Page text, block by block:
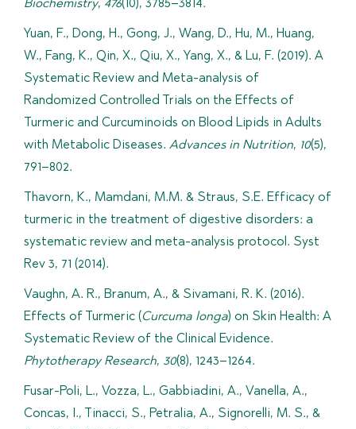
Biochemistry, 476(10), 3785–3814.
Yuan, F., Dong, H., Gong, J., Wang, D., Hu, M., Huang,
W., Fang, K., Qin, X., Qiu, X., Yang, X., & Lu, F. (2019). A
Systematic Review and Meta-analysis of
Randomized Controlled Trials on the Effects of
Turmeric and Curcuminoids on Blood Lipids in Adults
with Metabolic Diseases. Advances in Nutrition, 10(5),
791–802.
Thavorn, K., Mamdani, M.M. & Straus, S.E. Efficacy of
turmeric in the treatment of digestive disorders: a
systematic review and meta-analysis protocol. Syst
Rev 3, 71 (2014).
Vaughn, A. R., Branum, A., & Sivamani, R. K. (2016).
Effects of Turmeric (Curcuma longa) on Skin Health: A
Systematic Review of the Clinical Evidence.
Phytotherapy Research, 30(8), 1243–1264.
Fusar-Poli, L., Vozza, L., Gabbiadini, A., Vanella, A.,
Concas, I., Tinacci, S., Petralia, A., Signorelli, M. S., &